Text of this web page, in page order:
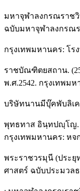
มหาจุฬาลงกรณราชวิ
ฉบับมหาจุฬาลงกรณ
กรุงเทพมหานคร: โ
ราชบัณฑิตยสถาน.
พ.ศ.2542. กรุงเทพมห
บริษัทนานมีบุ๊คพับลิเ
พุทธทาส อินฺทปญฺโญ.
กรุงเทพมหานคร: ห
พระราชวรมุนี (ประยุ
ศาสตร์ ฉบับประมวล